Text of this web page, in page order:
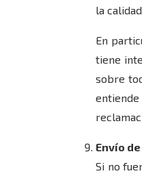
la
En
tiene
sobre
Envío
Si no